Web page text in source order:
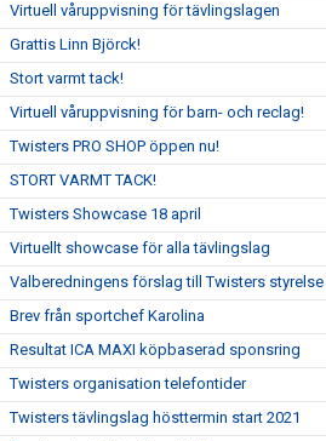
Virtuell våruppvisning för tävlingslagen
Grattis Linn Björck!
Stort varmt tack!
Virtuell våruppvisning för barn- och reclag!
Twisters PRO SHOP öppen nu!
STORT VARMT TACK!
Twisters Showcase 18 april
Virtuellt showcase för alla tävlingslag
Valberedningens förslag till Twisters styrelse
Brev från sportchef Karolina
Resultat ICA MAXI köpbaserad sponsring
Twisters organisation telefontider
Twisters tävlingslag hösttermin start 2021